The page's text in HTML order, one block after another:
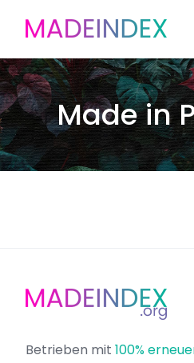
Made in
Betrieben mit 100%